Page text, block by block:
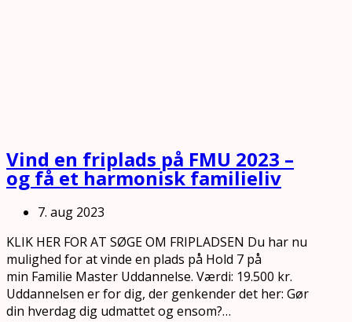
Vind en friplads på FMU 2023 –
og få et harmonisk familieliv
7. aug 2023
KLIK HER FOR AT SØGE OM FRIPLADSEN Du har nu
mulighed for at vinde en plads på Hold 7 på
min Familie Master Uddannelse. Værdi: 19.500 kr.
Uddannelsen er for dig, der genkender det her: Gør
din hverdag dig udmattet og ensom?…